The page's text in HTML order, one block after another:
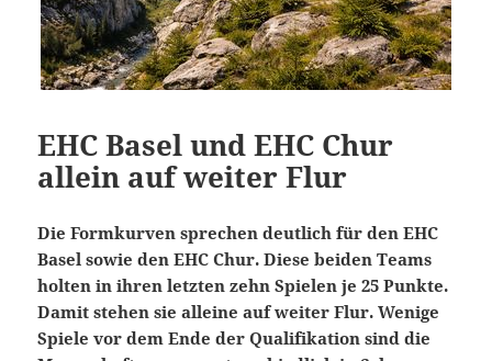
EHC Basel und EHC Chur
allein auf weiter Flur
Die Formkurven sprechen deutlich für den EHC
Basel sowie den EHC Chur. Diese beiden Teams
holten in ihren letzten zehn Spielen je 25 Punkte.
Damit stehen sie alleine auf weiter Flur. Wenige
Spiele vor dem Ende der Qualifikation sind die